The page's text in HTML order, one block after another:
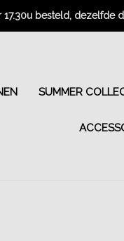
17.30u besteld, dezelfde
SUMMER